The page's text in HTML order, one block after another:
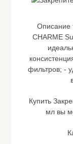
Описание
CHARME
фильтров; -
Купить
мл вы